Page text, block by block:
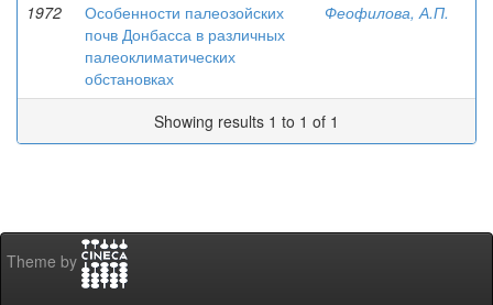
1972
Особенности палеозойских
почв Донбасса в различных
палеоклиматических
обстановках
Феофилова, А.П.
Showing results 1 to 1 of 1
Theme by